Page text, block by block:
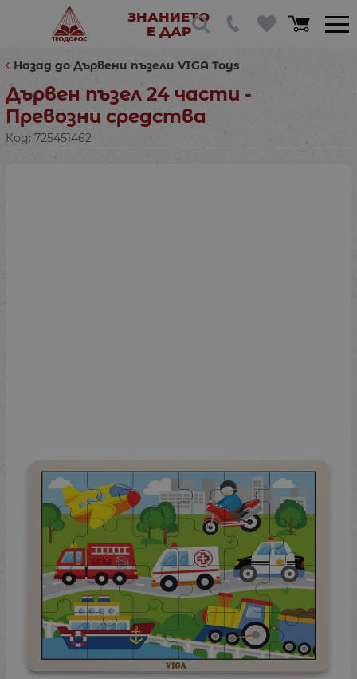
ЗНАНИЕТО
Е ДАР
Назад до Дървени пъзели VIGA Toys
Дървен пъзел 24 части -
Превозни средства
Код: 725451462